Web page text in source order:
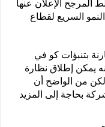
المرجح الإعلان عنها
النمو السريع لقطاع
بتنبؤات كو في
يمكن إطلاق نظارة
من آبل في عام 2022. ولكن من الواضح أن
بحاجة إلى المزيد